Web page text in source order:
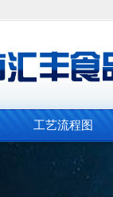
工艺流程图